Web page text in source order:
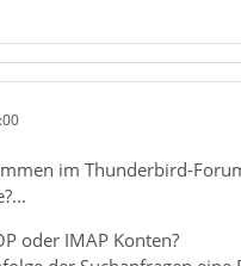
im Thunderbird-
oder IMAP Konten?